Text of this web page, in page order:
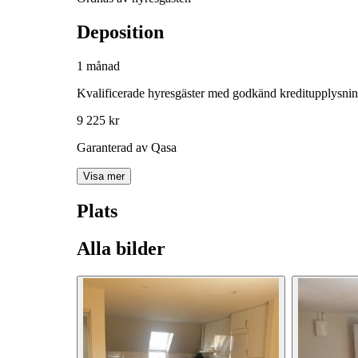
Deposition
1 månad
Kvalificerade hyresgäster med godkänd
9 225 kr
Garanterad av Qasa
Visa mer
Plats
Alla bilder